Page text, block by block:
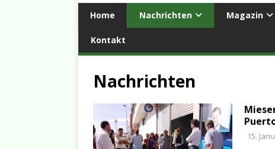
Home Nachrichten Magazin
Kontakt
Nachrichten
15.